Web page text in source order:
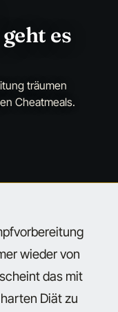
es
träumen
Cheatmeals.
wieder von
das mit
Diät zu